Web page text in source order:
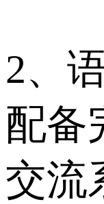
2、
配备
交流